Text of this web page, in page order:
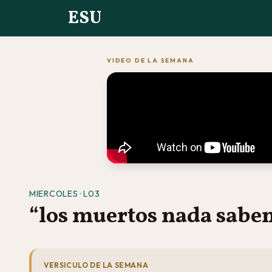
ESU
VIDEO DE LA SEMANA
MIERCOLES · L03
“los muertos nada
VERSICULO DE LA SEMANA